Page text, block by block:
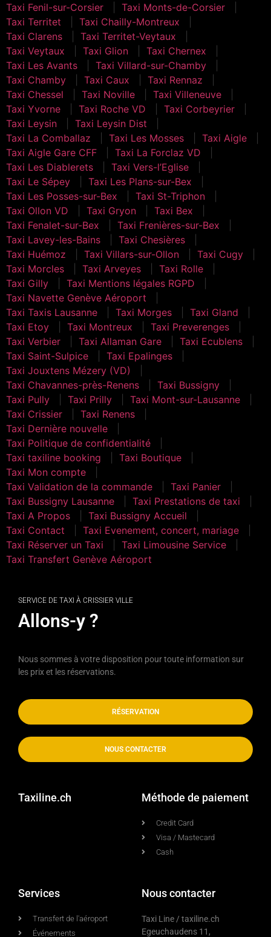
Taxi Fenil-sur-Corsier
Taxi Monts-de-Corsier
Taxi Territet
Taxi Chailly-Montreux
Taxi Clarens
Taxi Territet-Veytaux
Taxi Veytaux
Taxi Glion
Taxi Chernex
Taxi Les Avants
Taxi Villard-sur-Chamby
Taxi Chamby
Taxi Caux
Taxi Rennaz
Taxi Chessel
Taxi Noville
Taxi Villeneuve
Taxi Yvorne
Taxi Roche VD
Taxi Corbeyrier
Taxi Leysin
Taxi Leysin Dist
Taxi La Comballaz
Taxi Les Mosses
Taxi Aigle
Taxi Aigle Gare CFF
Taxi La Forclaz VD
Taxi Les Diablerets
Taxi Vers-l’Eglise
Taxi Le Sépey
Taxi Les Plans-sur-Bex
Taxi Les Posses-sur-Bex
Taxi St-Triphon
Taxi Ollon VD
Taxi Gryon
Taxi Bex
Taxi Fenalet-sur-Bex
Taxi Frenières-sur-Bex
Taxi Lavey-les-Bains
Taxi Chesières
Taxi Huémoz
Taxi Villars-sur-Ollon
Taxi Cugy
Taxi Morcles
Taxi Arveyes
Taxi Rolle
Taxi Gilly
Taxi Mentions légales RGPD
Taxi Navette Genève Aéroport
Taxi Taxis Lausanne
Taxi Morges
Taxi Gland
Taxi Etoy
Taxi Montreux
Taxi Preverenges
Taxi Verbier
Taxi Allaman Gare
Taxi Ecublens
Taxi Saint-Sulpice
Taxi Epalinges
Taxi Jouxtens Mézery (VD)
Taxi Chavannes-près-Renens
Taxi Bussigny
Taxi Pully
Taxi Prilly
Taxi Mont-sur-Lausanne
Taxi Crissier
Taxi Renens
Taxi Dernière nouvelle
Taxi Politique de confidentialité
Taxi taxiline booking
Taxi Boutique
Taxi Mon compte
Taxi Validation de la commande
Taxi Panier
Taxi Bussigny Lausanne
Taxi Prestations de taxi
Taxi A Propos
Taxi Bussigny Accueil
Taxi Contact
Taxi Evenement, concert, mariage
Taxi Réserver un Taxi
Taxi Limousine Service
Taxi Transfert Genève Aéroport
SERVICE DE TAXI À CRISSIER VILLE
Allons-y ?
Nous sommes à votre disposition pour toute information sur
les prix et les réservations.
RÉSERVATION
NOUS CONTACTER
Taxiline.ch Méthode de paiement
Credit Card
Visa / Mastecard
Cash
Services
Transfert de l'aéroport
Événements
Nous contacter
Taxi Line / taxiline.ch
Egeuchaudens 11,